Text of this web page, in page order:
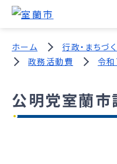
ホーム 行政・まちづ
政務活動費
令
公明党室蘭市